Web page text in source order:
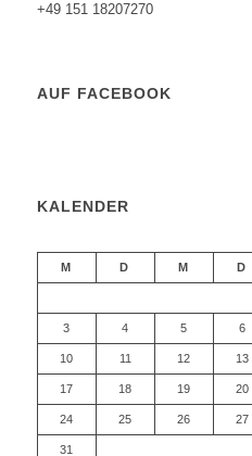
+49 151 18207270
AUF FACEBOOK
KALENDER
M D M D
3 4 5 6
10 11 12 13
17 18 19 20
24 25 26 27
31